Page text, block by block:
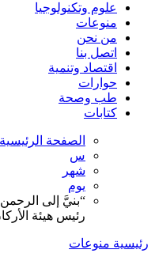
علوم وتكنولوجيا
منوعات
من نحن
اتصل بنا
اقتصاد وتنمية
حوارات
طب وصحة
كتابات
الصفحة الرئيسية
س
شهر
يوم
“بنيَّ إلى
رئيس هيئة
رئيسية منوعات